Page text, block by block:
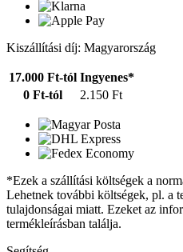
Kiszállítási díj: Magyarország
17.000 Ft-tól Ingyenes*
0 Ft-tól
2.150 Ft
*Ezek a szállítási költségek a
Lehetnek további költségek, pl. a
tulajdonságai miatt. Ezeket az
termékleírásban találja.